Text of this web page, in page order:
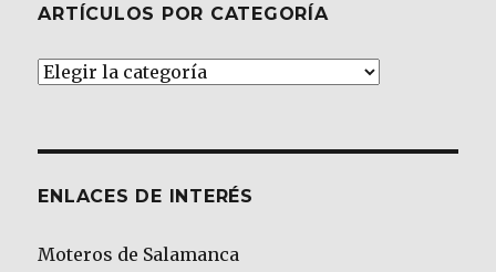
ARTÍCULOS POR CATEGORÍA
Artículos
ENLACES DE INTERÉS
Moteros de Salamanca